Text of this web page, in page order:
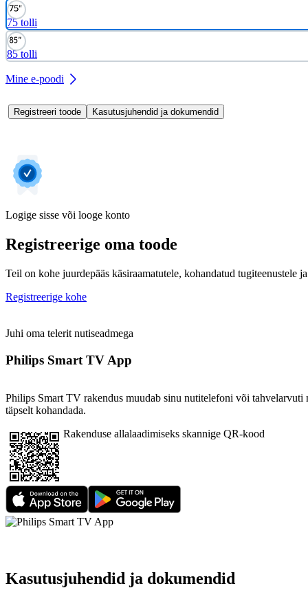
75 tolli
85 tolli
Mine e-poodi
Registreeri toode Kasutusjuhendid ja dokumendid
Logige sisse või looge konto
Registreerige oma toode
Teil on kohe juurdepääs käsiraamatutele, kohandatud tugiteenustele
Registreerige kohe
Juhi oma telerit nutiseadmega
Philips Smart TV App
Philips Smart TV rakendus muudab sinu nutitelefoni või
täpselt kohandada.
Rakenduse allalaadimiseks skannige QR-kood
Kasutusjuhendid ja dokumendid